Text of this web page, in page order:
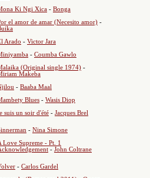
Ki Ngi Xica - Bonga
el amor de amar (Necesito amor) -
Arado - Victor Jara
- Coumba Gawlo
(Original single 1974) -
Makeba
- Baaba Maal
Blues - Wasis Diop
suis un soir d'été - Jacques Brel
- Nina Simone
Love Supreme - Pt. 1
- John Coltrane
- Carlos Gardel